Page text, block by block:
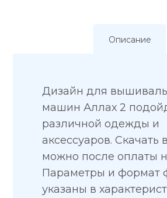
Описание
Дизайн для
машин Аллах 2
различной одежды и
аксессуаров. Скачать
можно после оплаты
Параметры и формат
указаны в